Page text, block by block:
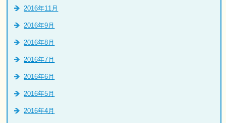
2016年11月
2016年9月
2016年8月
2016年7月
2016年6月
2016年5月
2016年4月